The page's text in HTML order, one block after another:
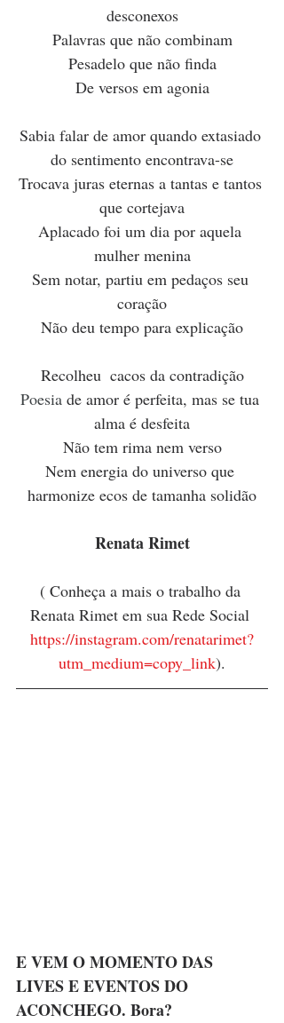
desconexos
Palavras que não combinam
Pesadelo que não finda
De versos em agonia
Sabia falar de amor quando extasiado
do sentimento encontrava-se
Trocava juras eternas a tantas e tantos
que cortejava
Aplacado foi um dia por aquela
mulher menina
Sem notar, partiu em pedaços seu
coração
Não deu tempo para explicação
Recolheu  cacos da contradição
Poesia de amor é perfeita, mas se tua
alma é desfeita
Não tem rima nem verso
Nem energia do universo que
harmonize ecos de tamanha solidão
Renata Rimet
( Conheça a mais o trabalho da
Renata Rimet em sua Rede Social
https://instagram.com/renatarimet?
utm_medium=copy_link).
E VEM O MOMENTO DAS
LIVES E EVENTOS DO
ACONCHEGO. Bora?